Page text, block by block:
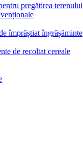
pregătirea terenului
împrăștiat îngrășăminte
de recoltat cereale